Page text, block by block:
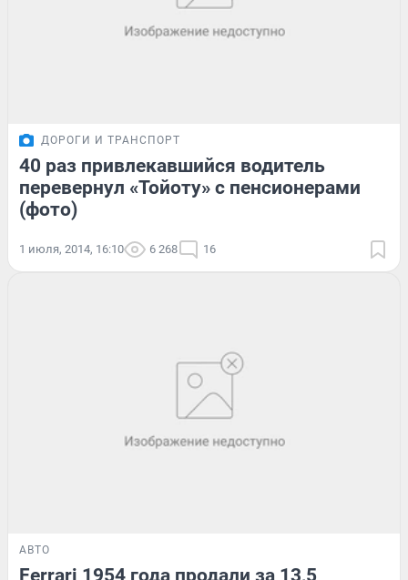
ДОРОГИ И ТРАНСПОРТ
40 раз привлекавшийся водитель
перевернул «Тойоту» с пенсионерами
(фото)
1 июля, 2014, 16:10 6 268 16
АВТО
Ferrari 1954 года продали за 13,5